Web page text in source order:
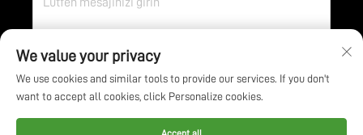
Gönder
We value your privacy
We use cookies and similar tools to provide our services. If you don't
want to accept all cookies, click Personalize cookies.